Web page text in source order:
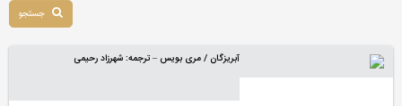
آبریزگان / مری بویس – ترجمه: شهرزاد رحیمی